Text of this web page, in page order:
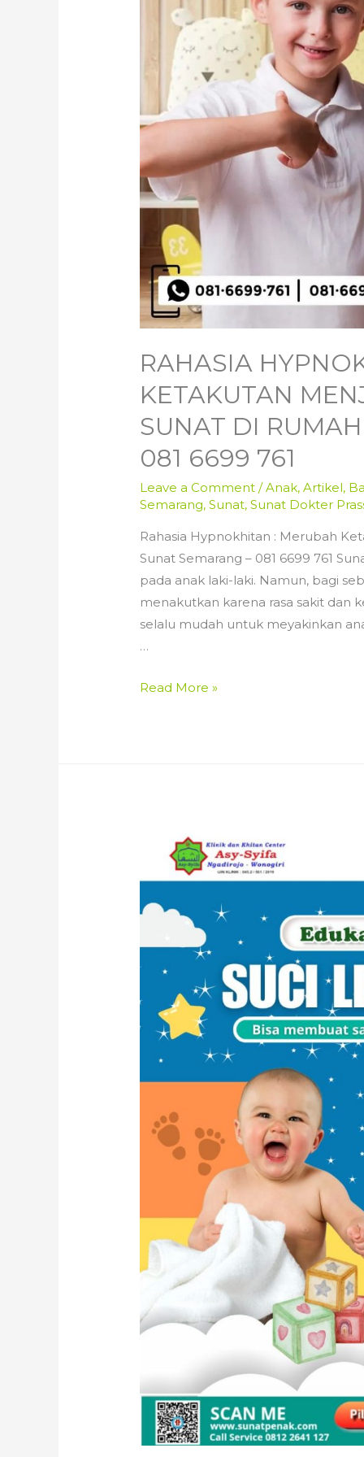
RAHASIA
KETAKUTAN
SUNAT DI
081 6699 761
Leave a Comment /Anak,Artikel,
Semarang,Sunat,Sunat Dokter
Rahasia Hypnokhitan : Merubah
Sunat Semarang – 081 6699 761
pada anak laki-laki. Namun, bagi
menakutkan karena rasa sakit dan
selalu mudah untuk meyakinkan
…
Rahasia
Sunat
Rumah
Sunat
Semarang
–
081
761
Read More »